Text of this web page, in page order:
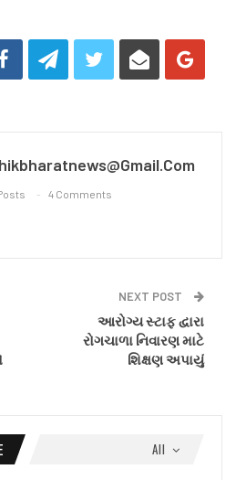
4 Comments
NEXT POST
આરોગ્ય સ્ટાફ દ્વારા
રોગચાળા નિવારણ માટે
શિક્ષણ અપાયું
All